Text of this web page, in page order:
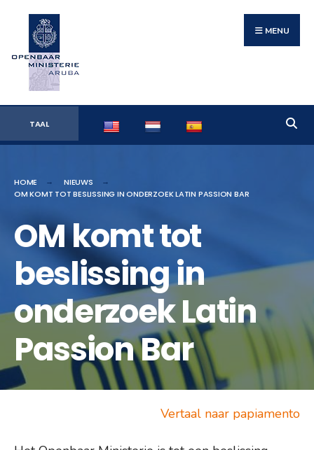
Skip
content
MENU
TAAL
HOME
NIEUWS
OM KOMT TOT BESLISSING IN ONDERZOEK LATIN PASSION BAR
OM komt tot
beslissing in
onderzoek Latin
Passion Bar
Vertaal naar papiamento
for: